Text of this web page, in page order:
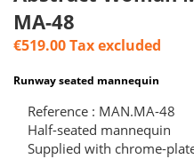
MA-48
€519.00Tax excluded
Runway seated mannequin
Reference : MAN.MA-48
Half-seated mannequin
Supplied with chrome-